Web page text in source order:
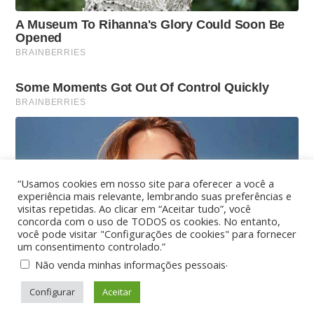
“Usamos cookies em nosso site para oferecer a você a
experiência mais relevante, lembrando suas preferências e
visitas repetidas. Ao clicar em “Aceitar tudo”, você
concorda com o uso de TODOS os cookies. No entanto,
você pode visitar "Configurações de cookies" para fornecer
um consentimento controlado.”
Não venda minhas informações pessoais.
Configurar Aceitar